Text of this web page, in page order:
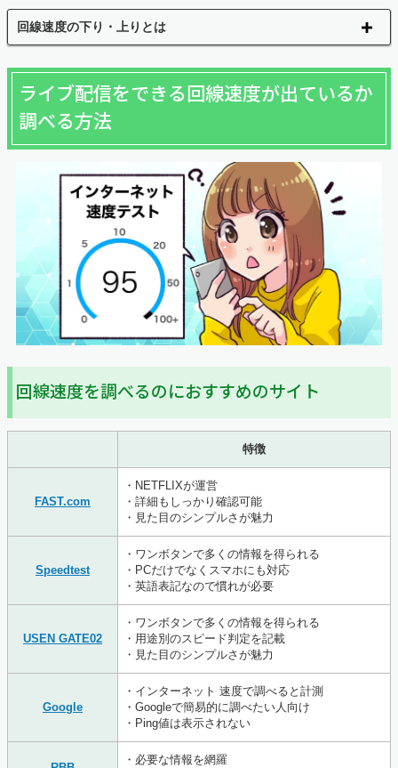
回線速度の下り・上りとは
ライブ配信をできる回線速度が出ているか
調べる方法
回線速度を調べるのにおすすめのサイト
特徴
FAST.com
・NETFLIXが運営
・詳細もしっかり確認可能
・見た目のシンプルさが魅力
Speedtest
・ワンボタンで多くの情報を得られる
・PCだけでなくスマホにも対応
・英語表記なので慣れが必要
USEN GATE02
・ワンボタンで多くの情報を得られる
・用途別のスピード判定を記載
・見た目のシンプルさが魅力
Google
・インターネット 速度で調べると計測
・Googleで簡易的に調べたい人向け
・Ping値は表示されない
・必要な情報を網羅